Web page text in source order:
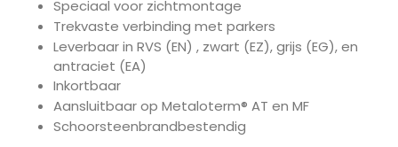
Speciaal voor zichtmontage
Trekvaste verbinding met parkers
Leverbaar in RVS (EN) , zwart (EZ), grijs (EG), en
antraciet (EA)
Inkortbaar
Aansluitbaar op Metaloterm® AT en MF
Schoorsteenbrandbestendig